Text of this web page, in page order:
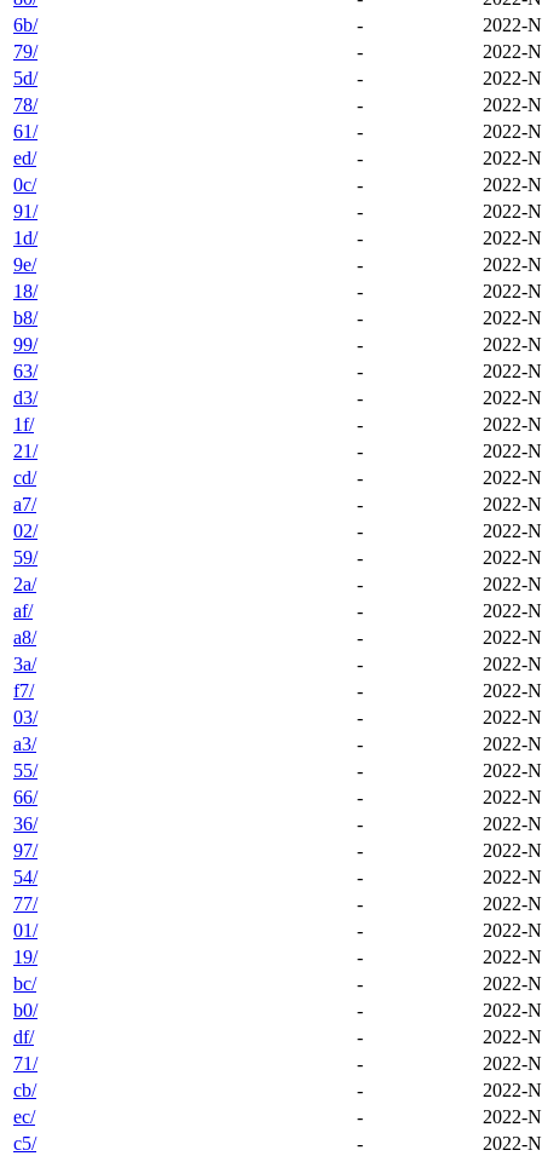
6b/
-
2022-
79/
-
2022-
5d/
-
2022-
78/
-
2022-
61/
-
2022-
ed/
-
2022-
0c/
-
2022-
91/
-
2022-
1d/
-
2022-
9e/
-
2022-
18/
-
2022-
b8/
-
2022-
99/
-
2022-
63/
-
2022-
d3/
-
2022-
1f/
-
2022-
21/
-
2022-
cd/
-
2022-
a7/
-
2022-
02/
-
2022-
59/
-
2022-
2a/
-
2022-
af/
-
2022-
a8/
-
2022-
3a/
-
2022-
f7/
-
2022-
03/
-
2022-
a3/
-
2022-
55/
-
2022-
66/
-
2022-
36/
-
2022-
97/
-
2022-
54/
-
2022-
77/
-
2022-
01/
-
2022-
19/
-
2022-
bc/
-
2022-
b0/
-
2022-
df/
-
2022-
71/
-
2022-
cb/
-
2022-
ec/
-
2022-
c5/
-
2022-